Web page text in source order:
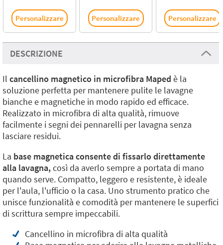
Personalizzare Personalizzare Personalizzare
DESCRIZIONE
Il cancellino magnetico in microfibra Maped è la
soluzione perfetta per mantenere pulite le lavagne
bianche e magnetiche in modo rapido ed efficace.
Realizzato in microfibra di alta qualità, rimuove
facilmente i segni dei pennarelli per lavagna senza
lasciare residui.
La base magnetica consente di fissarlo direttamente
alla lavagna, così da averlo sempre a portata di mano
quando serve. Compatto, leggero e resistente, è ideale
per l'aula, l'ufficio o la casa. Uno strumento pratico che
unisce funzionalità e comodità per mantenere le superfici
di scrittura sempre impeccabili.
Cancellino in microfibra di alta qualità